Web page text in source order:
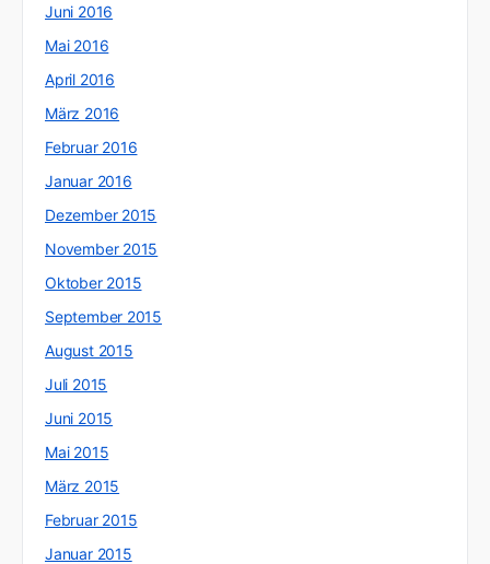
Juni 2016
Mai 2016
April 2016
März 2016
Februar 2016
Januar 2016
Dezember 2015
November 2015
Oktober 2015
September 2015
August 2015
Juli 2015
Juni 2015
Mai 2015
März 2015
Februar 2015
Januar 2015